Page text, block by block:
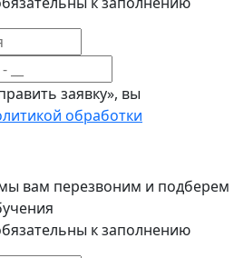
заявку», вы
обработки
вам перезвоним и подберем
к заполнению